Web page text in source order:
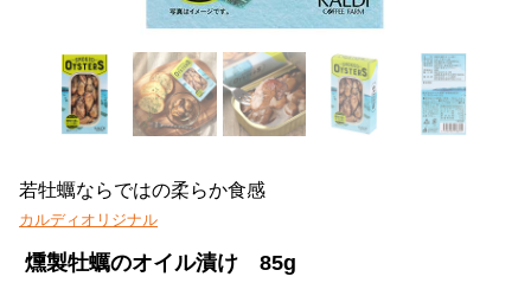
若牡蠣ならではの柔らか食感
カルディオリジナル
燻製牡蠣のオイル漬け 85g